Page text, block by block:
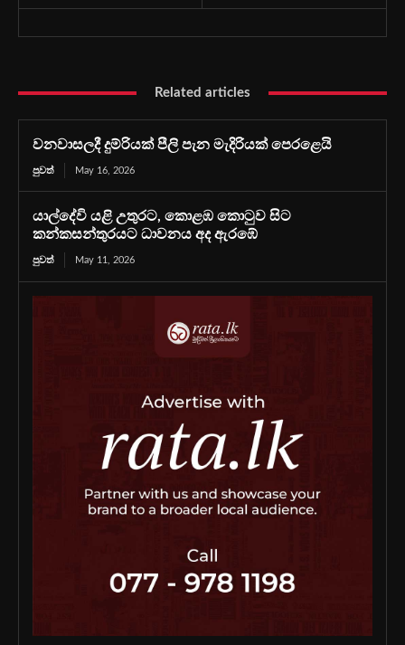
Related articles
වනවාසලදී දුම්රියක් පීලි පැන මැදිරියක් පෙරළෙයි
පුවත් May 16, 2026
යාල්දේවි යළි උතුරට, කොළඹ කොටුව සිට
කන්කසන්තුරයට ධාවනය අද ඇරඹේ
පුවත් May 11, 2026